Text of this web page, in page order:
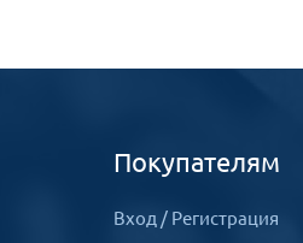
Покупателям
Вход / Регистрация